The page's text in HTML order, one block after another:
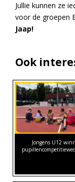
Jullie kunnen ze
voor de groepen
Jaap!
Ook
Jongens U12